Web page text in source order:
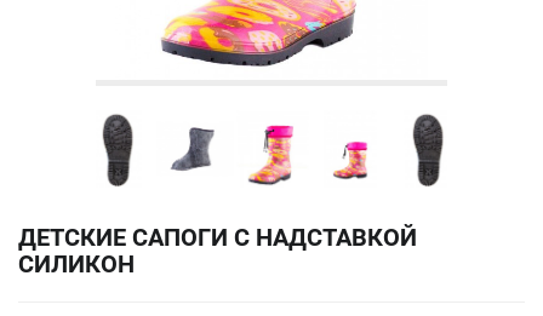
ДЕТСКИЕ САПОГИ С НАДСТАВКОЙ
СИЛИКОН